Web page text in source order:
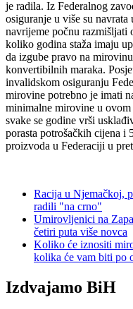
je radila. Iz Federalnog
osiguranje u više su
navrijeme počnu razmišljati
koliko godina staža imaju
da izgube pravo na
konvertibilnih maraka.
invalidskom osiguranju
mirovine potrebno je imati
minimalne mirovine u
svake se godine vrši
porasta potrošačkih cijena i
proizvoda u Federaciji u
Racija u Njemačkoj,
radili "na crno"
Umirovljenici na
četiri puta više novca
Koliko će iznositi
kolika će vam biti po
Izdvajamo BiH